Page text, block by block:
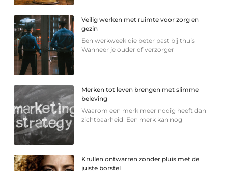
Veilig werken met ruimte voor zorg en
gezin
Een werkweek die beter past bij thuis
Wanneer je ouder of verzorger
Merken tot leven brengen met slimme
beleving
Waarom een merk meer nodig heeft dan
zichtbaarheid Een merk kan nog
Krullen ontwarren zonder pluis met de
juiste borstel